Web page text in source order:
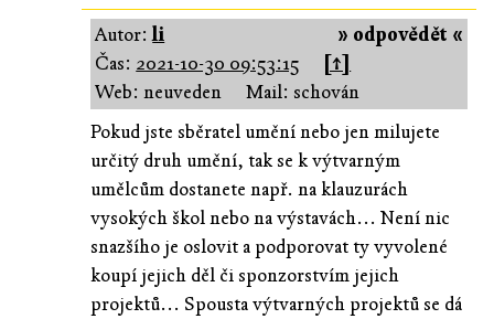
» odpovědět «
Autor:li
Čas: 2021-10-30 09:53:15
[↑]
Web: neuveden
Mail: schován
Pokud jste sběratel umění nebo jen milujete
určitý druh umění, tak se k výtvarným
umělcům dostanete např. na klauzurách
vysokých škol nebo na výstavách... Není nic
snazšího je oslovit a podporovat ty vyvolené
koupí jejich děl či sponzorstvím jejich
projektů... Spousta výtvarných projektů se dá